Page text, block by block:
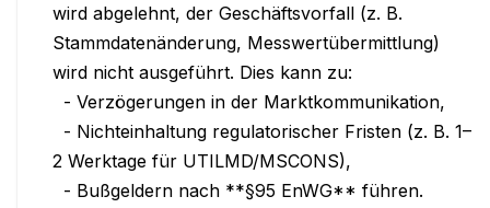
wird abgelehnt, der Geschäftsvorfall (z. B.
Stammdatenänderung, Messwertübermittlung)
wird nicht ausgeführt. Dies kann zu:
2 Werktage für UTILMD/MSCONS),